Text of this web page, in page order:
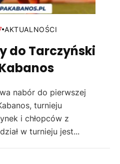
AKTUALNOŚCI
do Tarczyński
nabór do pierwszej
turnieju
i chłopców z
w turnieju jest...